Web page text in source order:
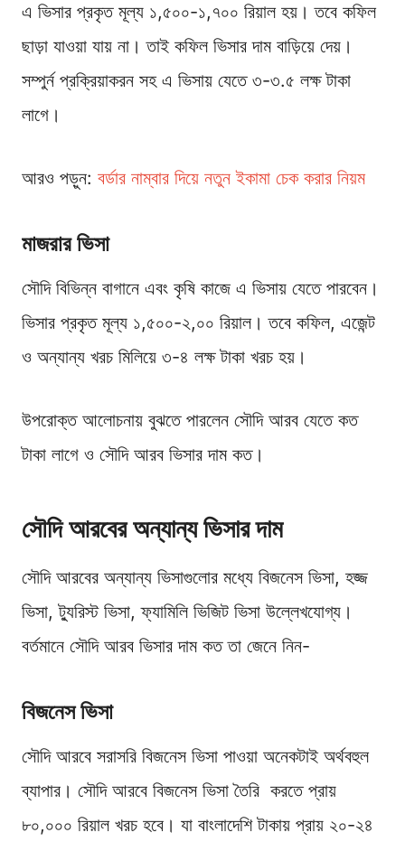
এ ভিসার প্রকৃত মূল্য ১,৫০০-১,৭০০ রিয়াল হয়। তবে কফিল
ছাড়া যাওয়া যায় না। তাই কফিল ভিসার দাম বাড়িয়ে দেয়।
সম্পুর্ন প্রক্রিয়াকরন সহ এ ভিসায় যেতে ৩-৩.৫ লক্ষ টাকা
লাগে।
আরও পড়ুন: বর্ডার নাম্বার দিয়ে নতুন ইকামা চেক করার নিয়ম
মাজরার ভিসা
সৌদি বিভিন্ন বাগানে এবং কৃষি কাজে এ ভিসায় যেতে পারবেন।
ভিসার প্রকৃত মূল্য ১,৫০০-২,০০ রিয়াল। তবে কফিল, এজেন্ট
ও অন্যান্য খরচ মিলিয়ে ৩-৪ লক্ষ টাকা খরচ হয়।
উপরোক্ত আলোচনায় বুঝতে পারলেন সৌদি আরব যেতে কত
টাকা লাগে ও সৌদি আরব ভিসার দাম কত।
সৌদি আরবের অন্যান্য ভিসার দাম
সৌদি আরবের অন্যান্য ভিসাগুলোর মধ্যে বিজনেস ভিসা, হজ্জ
ভিসা, ট্যুরিস্ট ভিসা, ফ্যামিলি ভিজিট ভিসা উল্লেখযোগ্য।
বর্তমানে সৌদি আরব ভিসার দাম কত তা জেনে নিন-
বিজনেস ভিসা
সৌদি আরবে সরাসরি বিজনেস ভিসা পাওয়া অনেকটাই অর্থবহুল
ব্যাপার। সৌদি আরবে বিজনেস ভিসা তৈরি করতে প্রায়
৮০,০০০ রিয়াল খরচ হবে। যা বাংলাদেশি টাকায় প্রায় ২০-২৪